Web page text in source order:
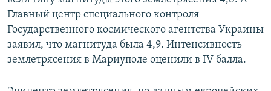
Главный центр специального контроля
Государственного космического агентства Украины
заявил, что магнитуда была 4,9. Интенсивность
землетрясения в Мариуполе оценили в IV балла.